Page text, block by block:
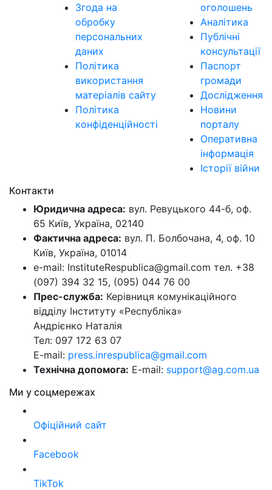
Згода на
обробку
персональних
даних
Політика
використання
матеріалів сайту
Політика
конфіденційності
оголошень
Аналітика
Публічні
консультації
Паспорт
громади
Дослідження
Новини
порталу
Оперативна
інформація
Історії війни
Контакти
Юридична адреса: вул. Ревуцького 44-б, оф.
65 Київ, Україна, 02140
Фактична адреса: вул. П. Болбочана, 4, оф. 10
Київ, Україна, 01014
e-mail: InstituteRespublica@gmail.com тел. +38
(097) 394 32 15, (095) 044 76 00
Прес-служба: Керівниця комунікаційного
відділу Інституту «Республіка»
Андрієнко Наталія
Тел: 097 172 63 07
E-mail: press.inrespublica@gmail.com
Технічна допомога: E-mail: support@ag.com.ua
Ми у соцмережах
Офіційний сайт
Facebook
TikTok